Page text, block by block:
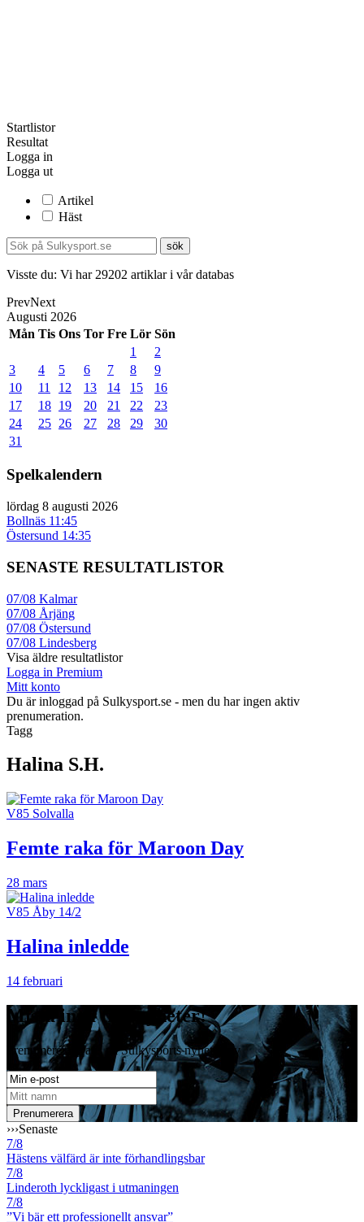
Startlistor
Resultat
Logga in
Logga ut
Artikel
Häst
Visste du: Vi har 29202 artiklar i vår databas
PrevNext
Augusti 2026
Mån Tis Ons Tor Fre Lör Sön
1
2
3
4 5 6 7 8
9
10
11 12 13 14 15
16
17
18 19 20 21 22
23
24
25 26 27 28 29
30
31
Spelkalendern
lördag 8 augusti 2026
Bollnäs 11:45
Östersund 14:35
SENASTE RESULTATLISTOR
07/08 Kalmar
07/08 Årjäng
07/08 Östersund
07/08 Lindesberg
Visa äldre resultatlistor
Logga in Premium
Mitt konto
Du är inloggad på Sulkysport.se - men du har ingen aktiv
prenumeration.
Tagg
Halina S.H.
V85 Solvalla
Femte raka för Maroon Day
28 mars
V85 Åby 14/2
Halina inledde
14 februari
Missa inga travnyheter!
Prenumerera gratis på Sulkysports nyhetsbrev
›››Senaste
7/8
Hästens välfärd är inte förhandlingsbar
7/8
Linderoth lyckligast i utmaningen
7/8
”Vi bär ett professionellt ansvar”